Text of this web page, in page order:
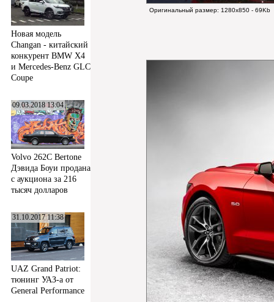
Новая модель
Changan - китайский
конкурент BMW X4
и Mercedes-Benz GLC
Coupe
09.03.2018 13:04
Volvo 262C Bertone
Дэвида Боуи продана
с аукциона за 216
тысяч долларов
31.10.2017 11:38
UAZ Grand Patriot:
тюнинг УАЗ-а от
General Performance
Оригинальный размер: 1280x850 - 69Kb